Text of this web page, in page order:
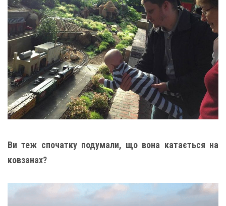
Ви теж спочатку подумали, що вона катається на
ковзанах?